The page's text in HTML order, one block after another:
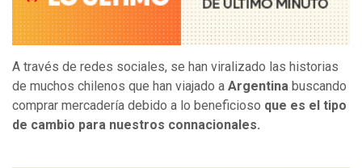
A través de redes sociales, se han viralizado las historias
de muchos chilenos que han viajado a Argentina buscando
comprar mercadería debido a lo beneficioso que es el tipo
de cambio para nuestros connacionales.